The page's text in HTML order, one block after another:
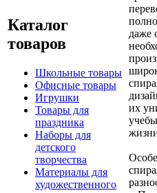
Каталог
товаров
Школьные товары
Офисные товары
Игрушки
Товары для
праздника
Наборы для
детского
творчества
Материалы для
художественного
даже
их